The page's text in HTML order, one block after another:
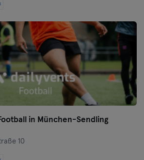
in München-Sendling
10